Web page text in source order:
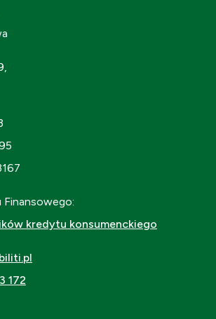
Finansowego:
kredytu konsumenckiego
172